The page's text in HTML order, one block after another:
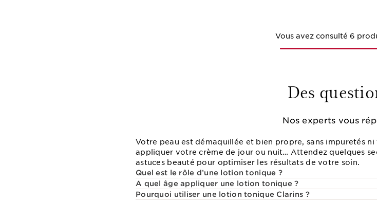
Vous avez consulté 6
Des
Nos experts vous
Votre peau est démaquillée et bien propre, sans impuretés
appliquer votre crème de jour ou nuit… Attendez quelques
astuces beauté pour optimiser les résultats de votre soin.
Quel est le rôle d’une lotion tonique ?
A quel âge appliquer une lotion tonique ?
Pourquoi utiliser une lotion tonique Clarins ?